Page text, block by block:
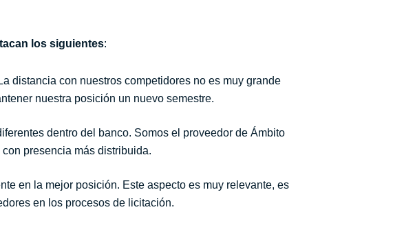
los siguientes:
distancia con nuestros competidores no es muy grande
nuestra posición un nuevo semestre.
dentro del banco. Somos el proveedor de Ámbito
presencia más distribuida.
en la mejor posición. Este aspecto es muy relevante, es
en los procesos de licitación.